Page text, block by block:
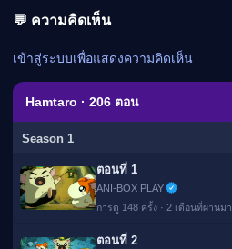
💬 ความคิดเห็น
เข้าสู่ระบบเพื่อแสดงความคิดเห็น
Hamtaro · 206 ตอน
Season 1
ตอนที่ 1
ANI-BOX PLAY
การดู 148 ครั้ง · 2 เดือนที่ผ่านมา
ตอนที่ 2